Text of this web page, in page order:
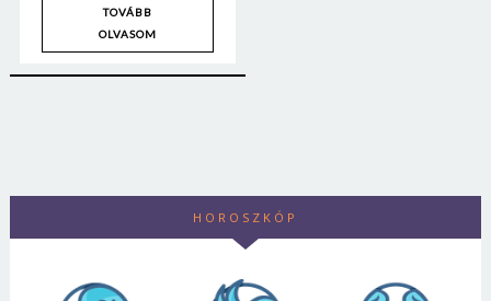
TOVÁBB
OLVASOM
HOROSZKÓP